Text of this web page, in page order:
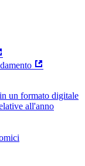
un formato digitale
all'anno